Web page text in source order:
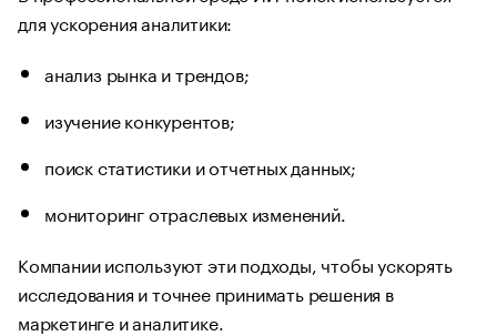
для ускорения аналитики:
анализ рынка и трендов;
изучение конкурентов;
поиск статистики и отчетных данных;
мониторинг отраслевых изменений.
Компании используют эти подходы, чтобы ускорять
исследования и точнее принимать решения в
маркетинге и аналитике.